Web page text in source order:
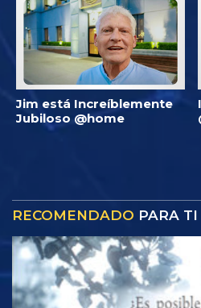
Jim está Increíblemente
Jubiloso @home
RECOMENDADO PARA TI